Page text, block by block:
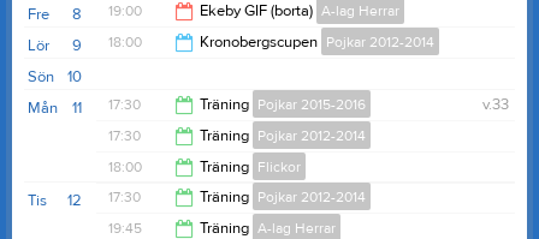
8
Fre 19:00 Ekeby GIF (borta) A-lag Herrar
9
Lör 18:00 Kronobergscupen Pojkar 2012-2014
19:00
10
Sön
11
Mån v.33
17:30 Träning Pojkar 2015-2016
19:00
17:30 Träning Pojkar 2012-2014
19:00
18:00 Träning Flickor
19:30
12
Tis 17:30 Träning Pojkar 2012-2014
19:45 Träning A-lag Herrar